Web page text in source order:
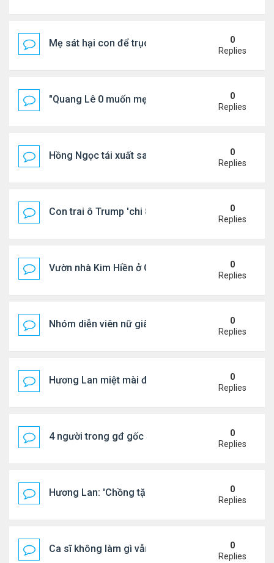
Mẹ sát hại con để trục lợi bảo hiểm
0
Replies
"Quang Lê 0 muốn mẹ thua kém người khác"
0
Replies
Hồng Ngọc tái xuất sau nhiều năm ở ẩn
0
Replies
Con trai ô Trump 'chi 8.5 triệu để xóa ràng buộc
0
Replies
Vườn nhà Kim Hiền ở California
0
Replies
Nhóm diễn viên nữ giàu nhất thế giới
0
Replies
Hương Lan miệt mài đi hát ở tuổi 70
0
Replies
4 người trong gđ gốc Việt thiệt mạng vì tai nạn xe
0
Replies
Hương Lan: 'Chồng tặng tôi khu vườn tình yêu'
0
Replies
Ca sĩ không làm gì vẫn kiếm được 400 triệu đồng/
0
Replies